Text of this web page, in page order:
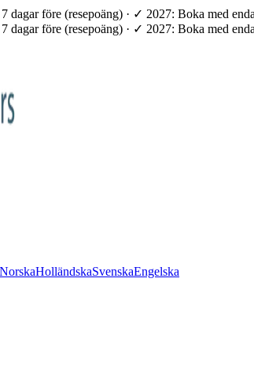
före (resepoäng) · ✓ 2027: Boka med
före (resepoäng) · ✓ 2027: Boka med
NorskaHolländskaSvenskaEngelska